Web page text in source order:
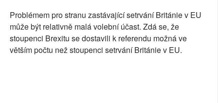
Problémem pro stranu zastávající setrvání Británie v EU
může být relativně malá volební účast. Zdá se, že
stoupenci Brexitu se dostavili k referendu možná ve
větším počtu než stoupenci setrvání Británie v EU.